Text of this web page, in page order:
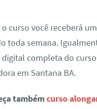
curso você receberá
toda semana.
completa do
em Santana BA.
tambémcurso